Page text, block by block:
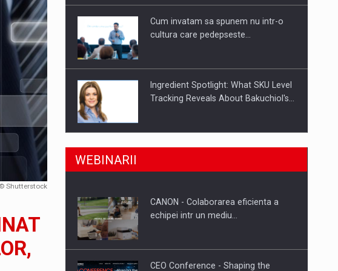
din Romania, preiau compania intr-o tranzactie de peste 25…
Shutterstock
Cum invatam sa spunem nu intr-o
cultura care pedepseste…
Ingredient Spotlight: What SKU Level
Tracking Reveals About Bakuchiol's…
Producatorii si comerciantii care nu
Proteinmaxxing and the Future of
WEBINARII
CANON - Colaborarea eficienta a
echipei intr un mediu…
CEO Conference - Shaping the